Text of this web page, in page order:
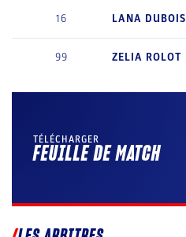
16 LANA DUBOIS
99 ZELIA ROLOT
TÉLÉCHARGER
FEUILLE DE MATCH